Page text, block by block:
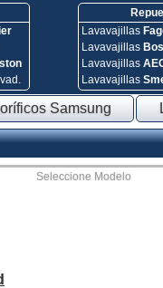
Lavavajillas
Lavavajillas
Lavavajillas
Lavavajillas
Samsung
Seleccione Modelo